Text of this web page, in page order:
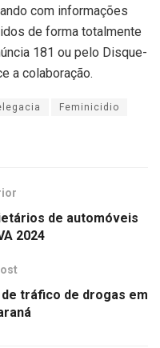
com informações
de forma totalmente
181 ou pelo Disque-
a colaboração.
Feminicidio
de automóveis
2024
tráfico de drogas em